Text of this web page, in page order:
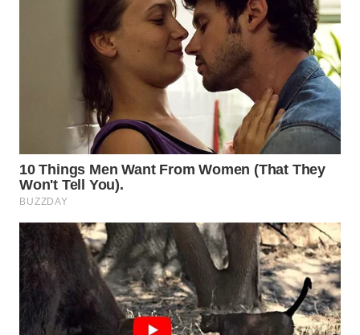
BOROBUDUR
WN
SURABAYA
WN
NATUNA
WN
BINTAN